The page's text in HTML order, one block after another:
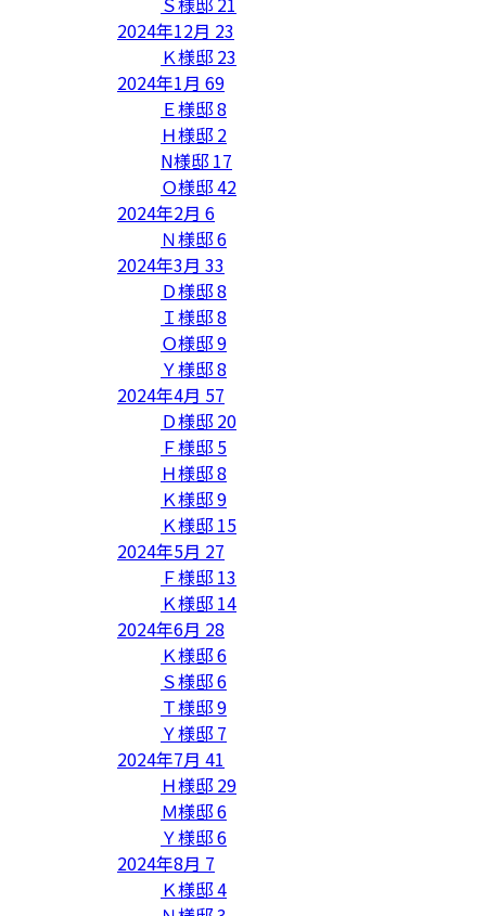
2024年12月 23
Ｋ様邸 23
2024年1月 69
Ｅ様邸8
Ｈ様邸 2
N様邸 17
Ｏ様邸42
2024年2月 6
Ｎ様邸6
2024年3月 33
Ｄ様邸8
Ｉ様邸8
Ｏ様邸9
Ｙ様邸8
2024年4月 57
Ｄ様邸 20
Ｆ様邸 5
Ｈ様邸8
Ｋ様邸9
Ｋ様邸 15
2024年5月 27
Ｆ様邸 13
Ｋ様邸 14
2024年6月 28
Ｋ様邸6
Ｓ様邸6
Ｔ様邸9
Ｙ様邸 7
2024年7月 41
Ｈ様邸 29
Ｍ様邸6
Ｙ様邸6
2024年8月 7
Ｋ様邸4